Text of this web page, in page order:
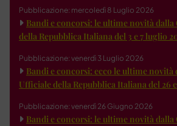
Pubblicazione: mercoledì 8 Luglio 2026
Bandi e concorsi: le ultime novità dalla
della Repubblica Italiana del 3 e 7 luglio
Pubblicazione: venerdì 3 Luglio 2026
Bandi e concorsi: ecco le ultime novità
Ufficiale della Repubblica Italiana del 26
Pubblicazione: venerdì 26 Giugno 2026
Bandi e concorsi: le ultime novità dalla